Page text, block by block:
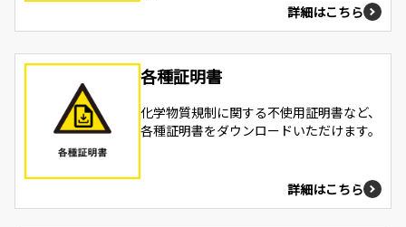
詳細はこちら
各種証明書
化学物質規制に関する不使用証明書など、
各種証明書をダウンロードいただけます。
詳細はこちら